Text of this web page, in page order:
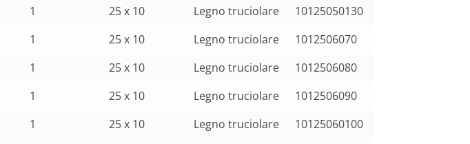
1 25 x 10 Legno truciolare
10125050130
1 25 x 10 Legno truciolare
1012506070
1 25 x 10 Legno truciolare
1012506080
1 25 x 10 Legno truciolare
1012506090
1 25 x 10 Legno truciolare
10125060100